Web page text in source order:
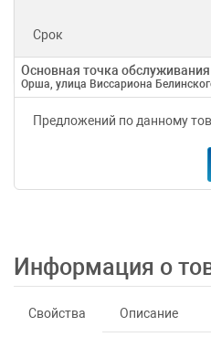
Срок
Основная точка обслуживания
Орша, улица Виссариона
Предложений по данному
Информация о
Свойства Описание